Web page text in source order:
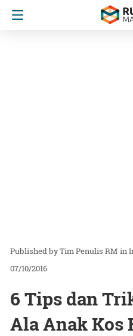
Tim Penulis RM in
07/10/2016
6 Tips dan
Ala Anak Kos